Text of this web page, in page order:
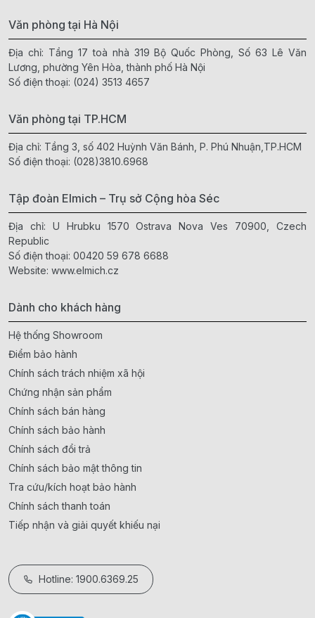
Văn phòng tại Hà Nội
Địa chỉ: Tầng 17 toà nhà 319 Bộ Quốc Phòng, Số 63 Lê Văn
Lương, phường Yên Hòa, thành phố Hà Nội
Số điện thoại: (024) 3513 4657
Văn phòng tại TP.HCM
Địa chỉ: Tầng 3, số 402 Huỳnh Văn Bánh, P. Phú Nhuận,TP.HCM
Số điện thoại: (028)3810.6968
Tập đoàn Elmich – Trụ sở Cộng hòa Séc
Địa chỉ: U Hrubku 1570 Ostrava Nova Ves 70900, Czech
Republic
Số điện thoại: 00420 59 678 6688
Website: www.elmich.cz
Dành cho khách hàng
Hệ thống Showroom
Điểm bảo hành
Chính sách trách nhiệm xã hội
Chứng nhận sản phẩm
Chính sách bán hàng
Chính sách bảo hành
Chính sách đổi trả
Chính sách bảo mật thông tin
Tra cứu/kích hoạt bảo hành
Chính sách thanh toán
Tiếp nhận và giải quyết khiếu nại
Hotline: 1900.6369.25